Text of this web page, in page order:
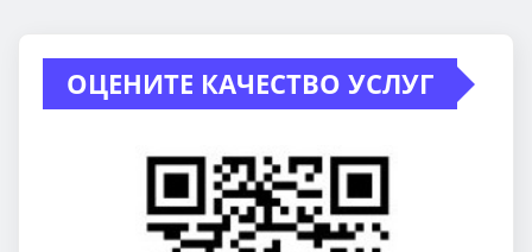
ОЦЕНИТЕ КАЧЕСТВО УСЛУГ